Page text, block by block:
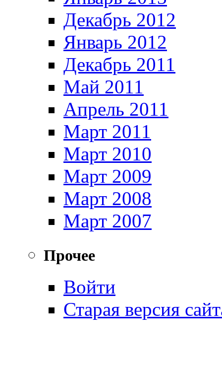
Декабрь 2012
Январь 2012
Декабрь 2011
Май 2011
Апрель 2011
Март 2011
Март 2010
Март 2009
Март 2008
Март 2007
Прочее
Войти
Старая версия